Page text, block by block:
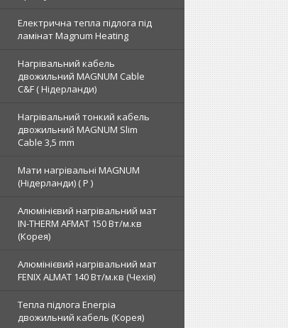
Електрична тепла підлога під
ламінат Magnum Heating
Нагрівальний кабель
двожильний MAGNUM Cable
C&F ( Нідерланди)
Нагрівальний тонкий кабель
двожильний MAGNUM Slim
Cable 3,5 mm
Мати нагрівальні MAGNUM
(Нідерланди) ( Р )
Алюмінієвий нагрівальний мат
IN-THERM AFMAT 150 Вт/м.кв
(Корея)
Алюмінієвий нагрівальний мат
FENIX ALMAT 140 Вт/м.кв (Чехія)
Тепла підлога Enerpia
двожильний кабель (Корея)